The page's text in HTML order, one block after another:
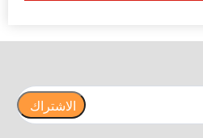
الاشتراك